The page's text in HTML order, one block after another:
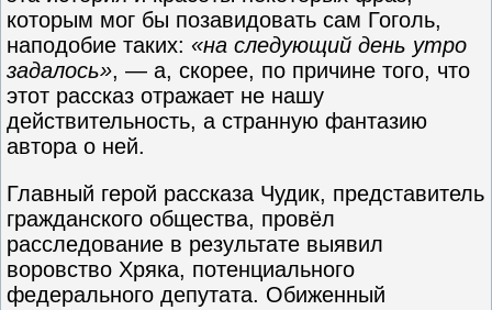
которым мог бы позавидовать сам Гоголь,
наподобие таких: «на следующий день утро
задалось», — а, скорее, по причине того, что
этот рассказ отражает не нашу
действительность, а странную фантазию
автора о ней.
Главный герой рассказа Чудик, представитель
гражданского общества, провёл
расследование в результате выявил
воровство Хряка, потенциального
федерального депутата. Обиженный